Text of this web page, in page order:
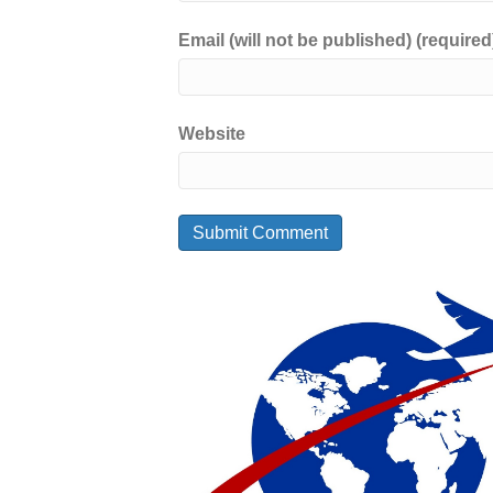
Email (will not be published)
Website